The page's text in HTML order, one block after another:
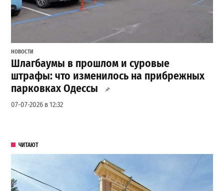
НОВОСТИ
Шлагбаумы в прошлом и суровые
штрафы: что изменилось на прибрежных
парковках Одессы
07-07-2026 в 12:32
ЧИТАЮТ